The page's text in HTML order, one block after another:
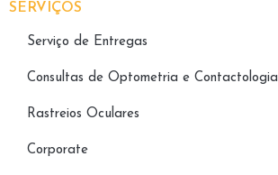
SERVIÇOS
Serviço de Entregas
Consultas de Optometria e Contactologia​
Rastreios Oculares
Corporate